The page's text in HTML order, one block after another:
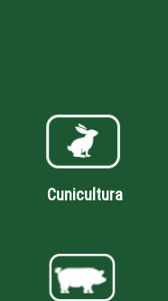
Cunicultura